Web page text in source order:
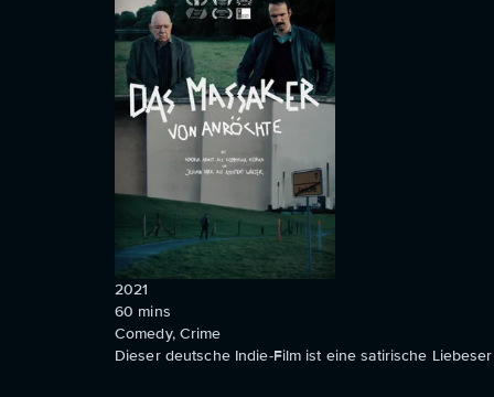
2021
60 mins
Comedy, Crime
Dieser deutsche Indie-Film ist eine satirische